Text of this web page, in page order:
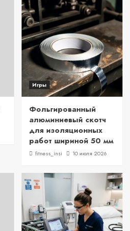
Игры
Фольгированный
алюминиевый скотч
для изоляционных
работ шириной 50 мм
fitness_insi 10 июля 2026